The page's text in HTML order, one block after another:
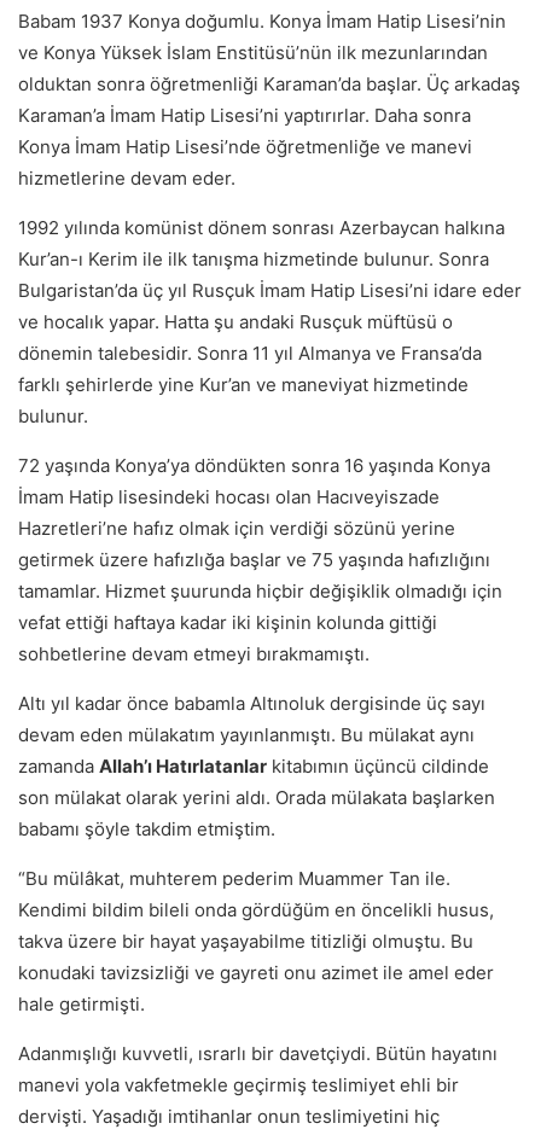
Babam 1937 Konya doğumlu. Konya İmam Hatip Lisesi’nin
ve Konya Yüksek İslam Enstitüsü’nün ilk mezunlarından
olduktan sonra öğretmenliği Karaman’da başlar. Üç arkadaş
Karaman’a İmam Hatip Lisesi’ni yaptırırlar. Daha sonra
Konya İmam Hatip Lisesi’nde öğretmenliğe ve manevi
hizmetlerine devam eder.
1992 yılında komünist dönem sonrası Azerbaycan halkına
Kur’an-ı Kerim ile ilk tanışma hizmetinde bulunur. Sonra
Bulgaristan’da üç yıl Rusçuk İmam Hatip Lisesi’ni idare eder
ve hocalık yapar. Hatta şu andaki Rusçuk müftüsü o
dönemin talebesidir. Sonra 11 yıl Almanya ve Fransa’da
farklı şehirlerde yine Kur’an ve maneviyat hizmetinde
bulunur.
72 yaşında Konya’ya döndükten sonra 16 yaşında Konya
İmam Hatip lisesindeki hocası olan Hacıveyiszade
Hazretleri’ne hafız olmak için verdiği sözünü yerine
getirmek üzere hafızlığa başlar ve 75 yaşında hafızlığını
tamamlar. Hizmet şuurunda hiçbir değişiklik olmadığı için
vefat ettiği haftaya kadar iki kişinin kolunda gittiği
sohbetlerine devam etmeyi bırakmamıştı.
Altı yıl kadar önce babamla Altınoluk dergisinde üç sayı
devam eden mülakatım yayınlanmıştı. Bu mülakat aynı
zamanda Allah’ı Hatırlatanlar kitabımın üçüncü cildinde
son mülakat olarak yerini aldı. Orada mülakata başlarken
babamı şöyle takdim etmiştim.
“Bu mülâkat, muhterem pederim Muammer Tan ile.
Kendimi bildim bileli onda gördüğüm en öncelikli husus,
takva üzere bir hayat yaşayabilme titizliği olmuştu. Bu
konudaki tavizsizliği ve gayreti onu azimet ile amel eder
hale getirmişti.
Adanmışlığı kuvvetli, ısrarlı bir davetçiydi. Bütün hayatını
manevi yola vakfetmekle geçirmiş teslimiyet ehli bir
dervişti. Yaşadığı imtihanlar onun teslimiyetini hiç